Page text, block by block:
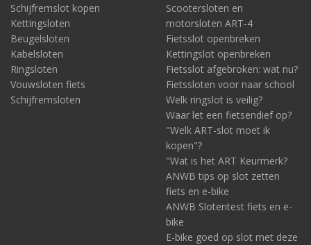
Schijfremslot kopen
Kettingsloten
Beugelsloten
Kabelsloten
Ringsloten
Vouwsloten fiets
Schijfremsloten
Scootersloten en
motorsloten ART-4
Fietsslot openbreken
Kettingslot openbreken
Fietsslot afgebroken: wat nu?
Fietssloten voor naar school
Welk ringslot is veilig?
Waar let een fietsendief op?
"Welk ART-slot moet ik
kopen"?
"Wat is het ART Keurmerk?
ANWB tips op slot zetten
fiets en e-bike
ANWB Slotentest fiets en e-
bike
E-bike goed op slot met deze